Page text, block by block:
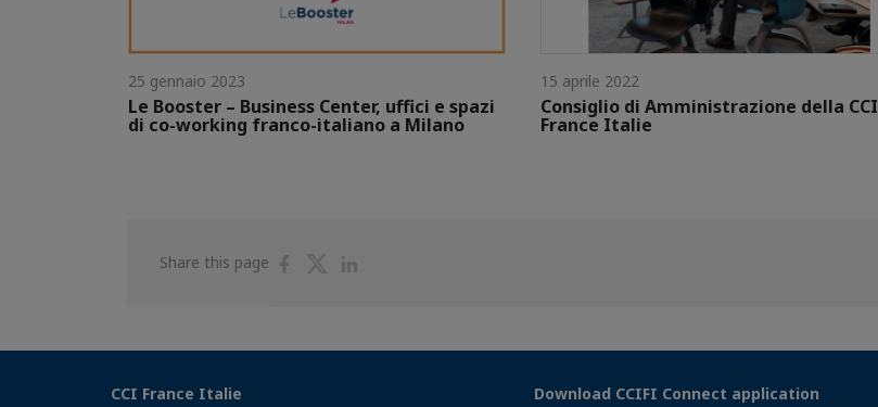
25 gennaio 2023
Le Booster – Business Center, uffici e spazi
di co-working franco-italiano a Milano
15 aprile 2022
Consiglio di Amministrazione della CCI
France Italie
Share this page
ShareShare
CCI France Italie Download CCIFI Connect application